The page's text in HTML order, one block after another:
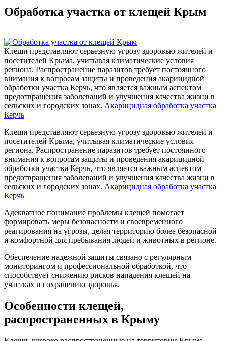
Обработка участка от клещей Крым
Клещи представляют серьезную угрозу здоровью жителей и
посетителей Крыма, учитывая климатические условия
региона. Распространение паразитов требует постоянного
внимания к вопросам защиты и проведения акарицидной
обработки участка Керчь, что является важным аспектом
предотвращения заболеваний и улучшения качества жизни в
сельских и городских зонах. Акарицидная обработка участка
Керчь
Клещи представляют серьезную угрозу здоровью жителей и
посетителей Крыма, учитывая климатические условия
региона. Распространение паразитов требует постоянного
внимания к вопросам защиты и проведения акарицидной
обработки участка Керчь, что является важным аспектом
предотвращения заболеваний и улучшения качества жизни в
сельских и городских зонах. Акарицидная обработка участка
Керчь
Адекватное понимание проблемы клещей помогает
формировать меры безопасности и своевременного
реагирования на угрозы, делая территорию более безопасной
и комфортной для пребывания людей и животных в регионе.
Обеспечение надежной защиты связано с регулярным
мониторингом и профессиональной обработкой, что
способствует снижению рисков нападения клещей на
участках и сохранению здоровья.
Особенности клещей,
распространенных в Крыму